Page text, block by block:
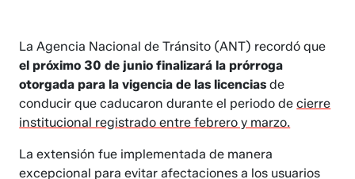
La Agencia Nacional de Tránsito (ANT) recordó que
el próximo 30 de junio finalizará la prórroga
otorgada para la vigencia de las licencias de
conducir que caducaron durante el periodo decierre
institucional registrado entre febrero y marzo.
La extensión fue implementada de manera
excepcional para evitar afectaciones a los usuarios